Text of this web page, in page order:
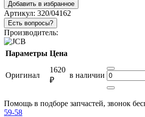
Добавить в избранное
Артикул: 320/04162
Есть вопросы?
Производитель:
Параметры Цена
Оригинал
1620
₽
в наличии
Помощь в подборе запчастей, звонок
59-58